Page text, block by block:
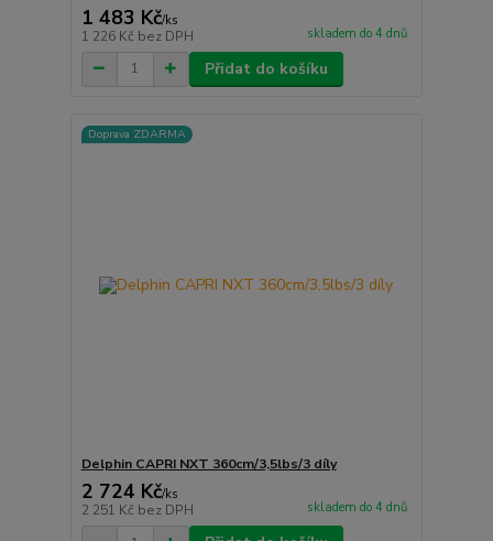
1 483 Kč/ks
1 226 Kč bez DPH skladem do 4 dnů
Přidat do košíku
Doprava ZDARMA
Delphin CAPRI NXT 360cm/3,5lbs/3 díly
2 724 Kč/ks
2 251 Kč bez DPH skladem do 4 dnů